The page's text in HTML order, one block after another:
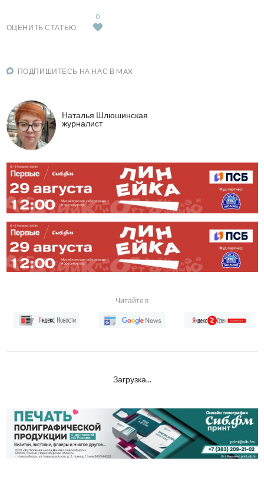
ОЦЕНИТЬ СТАТЬЮ
0
ПОДПИШИТЕСЬ НА НАС В MAX
Наталья Шлюшинская
журналист
Читайте в
Загрузка...